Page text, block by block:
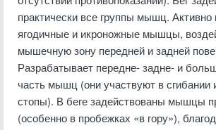
практически все группы мышц. Активно
ягодичные и икроножные мышцы,
мышечную зону передней и задней
Разрабатывает передне- задне- и
часть мышц (они участвуют в сгибании
стопы). В беге задействованы мышцы
(особенно в пробежках «в гору»),